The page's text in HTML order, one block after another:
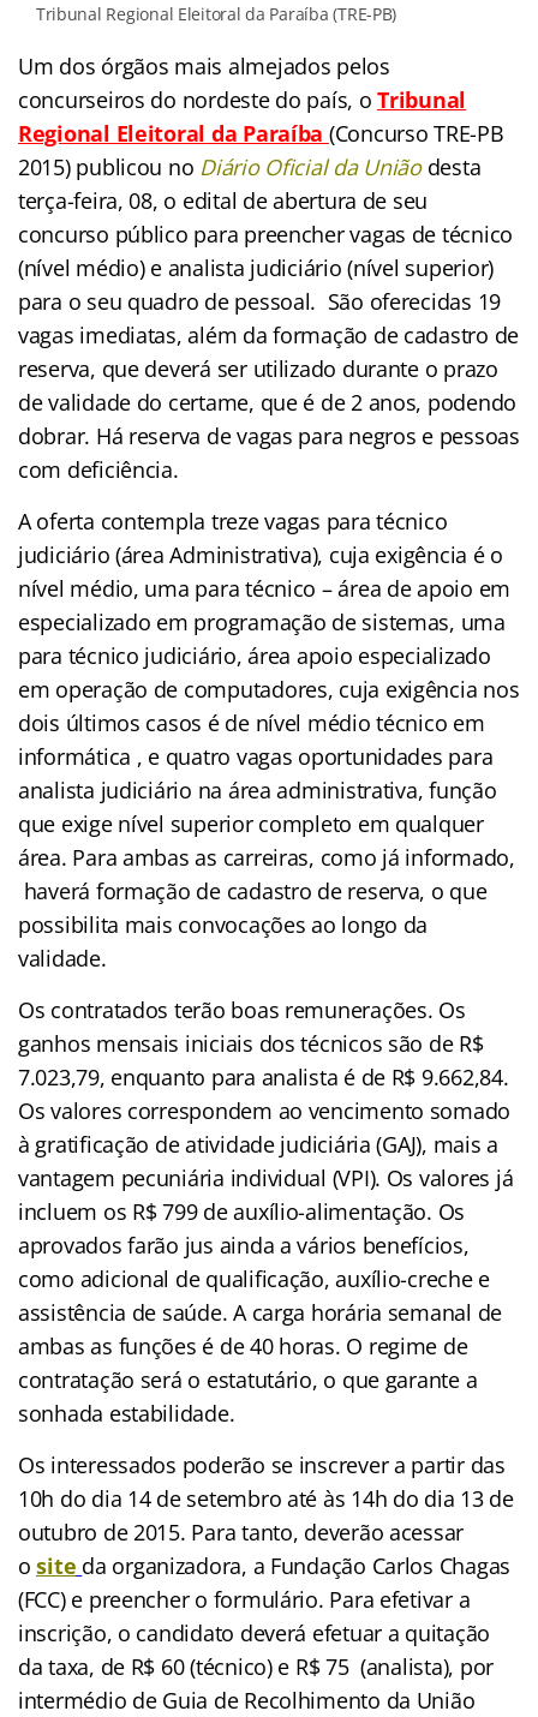
Tribunal Regional Eleitoral da Paraíba (TRE-PB)
Um dos órgãos mais almejados pelos
concurseiros do nordeste do país, oTribunal
Regional Eleitoral da Paraíba (Concurso TRE-PB
2015) publicou no Diário Oficial da Uniãodesta
terça-feira, 08, o edital de abertura de seu
concurso público para preencher vagas de técnico
(nível médio) e analista judiciário (nível superior)
para o seu quadro de pessoal. São oferecidas 19
vagas imediatas, além da formação de cadastro de
reserva, que deverá ser utilizado durante o prazo
de validade do certame, que é de 2 anos, podendo
dobrar. Há reserva de vagas para negros e pessoas
com deficiência.
A oferta contempla treze vagas para técnico
judiciário (área Administrativa), cuja exigência é o
nível médio, uma para técnico – área de apoio em
especializado em programação de sistemas, uma
para técnico judiciário, área apoio especializado
em operação de computadores, cuja exigência nos
dois últimos casos é de nível médio técnico em
informática , e quatro vagas oportunidades para
analista judiciário na área administrativa, função
que exige nível superior completo em qualquer
área. Para ambas as carreiras, como já informado,
haverá formação de cadastro de reserva, o que
possibilita mais convocações ao longo da
validade.
Os contratados terão boas remunerações. Os
ganhos mensais iniciais dos técnicos são de R$
7.023,79, enquanto para analista é de R$ 9.662,84.
Os valores correspondem ao vencimento somado
à gratificação de atividade judiciária (GAJ), mais a
vantagem pecuniária individual (VPI). Os valores já
incluem os R$ 799 de auxílio-alimentação. Os
aprovados farão jus ainda a vários benefícios,
como adicional de qualificação, auxílio-creche e
assistência de saúde. A carga horária semanal de
ambas as funções é de 40 horas. O regime de
contratação será o estatutário, o que garante a
sonhada estabilidade.
Os interessados poderão se inscrever a partir das
10h do dia 14 de setembro até às 14h do dia 13 de
outubro de 2015. Para tanto, deverão acessar
osite da organizadora, a Fundação Carlos Chagas
(FCC) e preencher o formulário. Para efetivar a
inscrição, o candidato deverá efetuar a quitação
da taxa, de R$ 60 (técnico) e R$ 75 (analista), por
intermédio de Guia de Recolhimento da União